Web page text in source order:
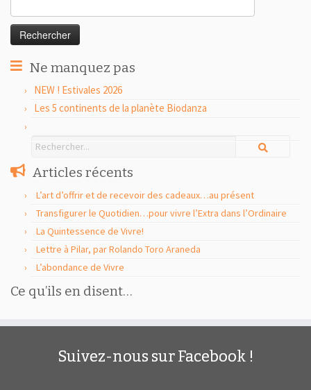
Ne manquez pas
NEW ! Estivales 2026
Les 5 continents de la planète Biodanza
Articles récents
L’art d’offrir et de recevoir des cadeaux…au présent
Transfigurer le Quotidien…pour vivre l’Extra dans l’Ordinaire
La Quintessence de Vivre!
Lettre à Pilar, par Rolando Toro Araneda
L’abondance de Vivre
Ce qu’ils en disent…
Suivez-nous sur Facebook !